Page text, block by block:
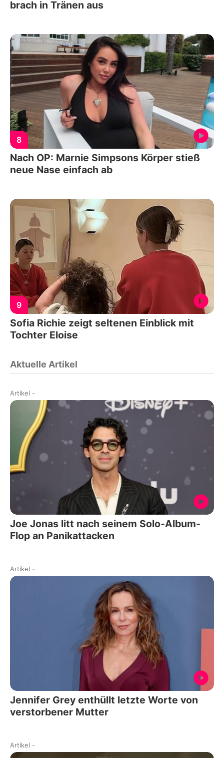
brach in Tränen aus
8
Nach OP: Marnie Simpsons Körper stieß
neue Nase einfach ab
9
Sofia Richie zeigt seltenen Einblick mit
Tochter Eloise
Aktuelle Artikel
Artikel -
Joe Jonas litt nach seinem Solo-Album-
Flop an Panikattacken
Artikel -
Jennifer Grey enthüllt letzte Worte von
verstorbener Mutter
Artikel -